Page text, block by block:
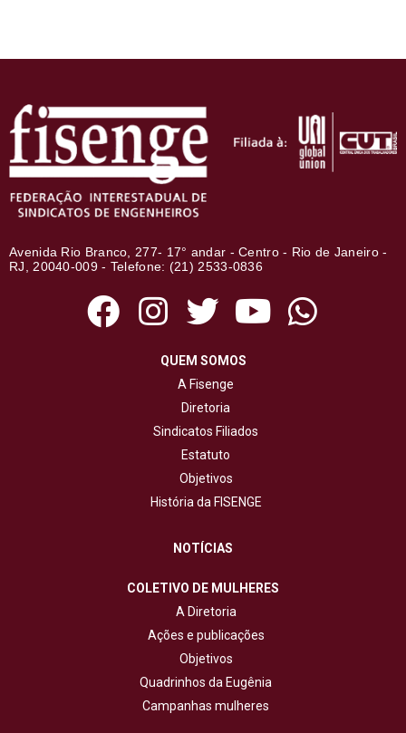
Avenida Rio Branco, 277- 17° andar - Centro - Rio de Janeiro -
RJ, 20040-009 - Telefone: (21) 2533-0836
QUEM SOMOS
A Fisenge
Diretoria
Sindicatos Filiados
Estatuto
Objetivos
História da FISENGE
NOTÍCIAS
COLETIVO DE MULHERES
A Diretoria
Ações e publicações
Objetivos
Quadrinhos da Eugênia
Campanhas mulheres